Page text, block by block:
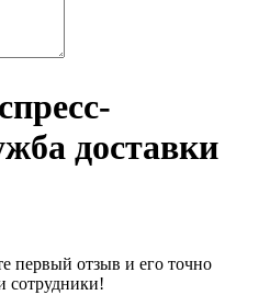
доставки
первый отзыв и его точно
сотрудники!